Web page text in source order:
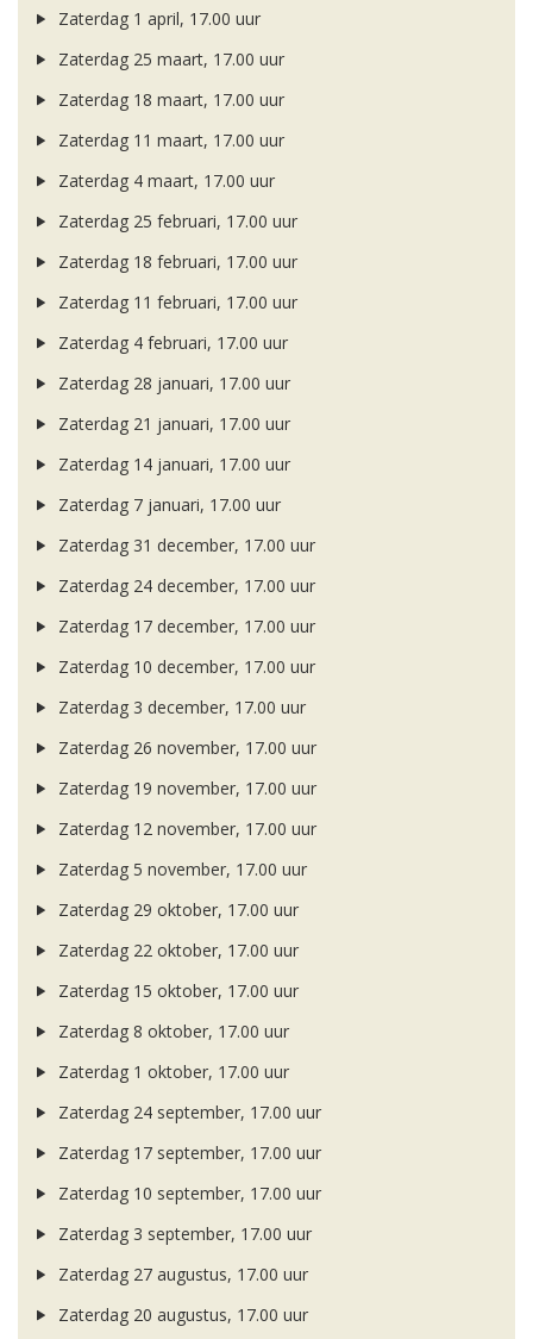
Zaterdag 1 april, 17.00 uur
Zaterdag 25 maart, 17.00 uur
Zaterdag 18 maart, 17.00 uur
Zaterdag 11 maart, 17.00 uur
Zaterdag 4 maart, 17.00 uur
Zaterdag 25 februari, 17.00 uur
Zaterdag 18 februari, 17.00 uur
Zaterdag 11 februari, 17.00 uur
Zaterdag 4 februari, 17.00 uur
Zaterdag 28 januari, 17.00 uur
Zaterdag 21 januari, 17.00 uur
Zaterdag 14 januari, 17.00 uur
Zaterdag 7 januari, 17.00 uur
Zaterdag 31 december, 17.00 uur
Zaterdag 24 december, 17.00 uur
Zaterdag 17 december, 17.00 uur
Zaterdag 10 december, 17.00 uur
Zaterdag 3 december, 17.00 uur
Zaterdag 26 november, 17.00 uur
Zaterdag 19 november, 17.00 uur
Zaterdag 12 november, 17.00 uur
Zaterdag 5 november, 17.00 uur
Zaterdag 29 oktober, 17.00 uur
Zaterdag 22 oktober, 17.00 uur
Zaterdag 15 oktober, 17.00 uur
Zaterdag 8 oktober, 17.00 uur
Zaterdag 1 oktober, 17.00 uur
Zaterdag 24 september, 17.00 uur
Zaterdag 17 september, 17.00 uur
Zaterdag 10 september, 17.00 uur
Zaterdag 3 september, 17.00 uur
Zaterdag 27 augustus, 17.00 uur
Zaterdag 20 augustus, 17.00 uur